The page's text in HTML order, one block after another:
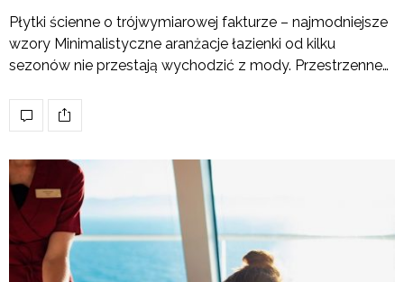
Płytki ścienne o trójwymiarowej fakturze – najmodniejsze
wzory Minimalistyczne aranżacje łazienki od kilku
sezonów nie przestają wychodzić z mody. Przestrzenne…